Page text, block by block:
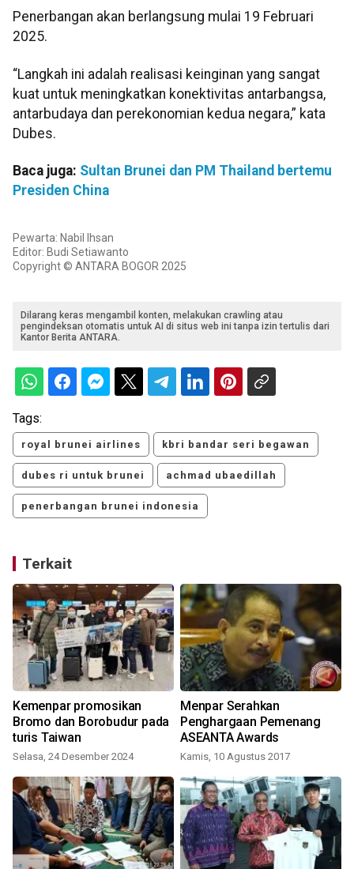
Penerbangan akan berlangsung mulai 19 Februari
2025.
“Langkah ini adalah realisasi keinginan yang sangat
kuat untuk meningkatkan konektivitas antarbangsa,
antarbudaya dan perekonomian kedua negara,” kata
Dubes.
Baca juga: Sultan Brunei dan PM Thailand bertemu
Presiden China
Pewarta: Nabil Ihsan
Editor: Budi Setiawanto
Copyright © ANTARA BOGOR 2025
Dilarang keras mengambil konten, melakukan crawling atau
pengindeksan otomatis untuk AI di situs web ini tanpa izin tertulis dari
Kantor Berita ANTARA.
Tags:
royal brunei airlines kbri bandar seri begawan
dubes ri untuk brunei achmad ubaedillah
penerbangan brunei indonesia
Terkait
Kemenpar promosikan
Bromo dan Borobudur pada
turis Taiwan
Selasa, 24 Desember 2024
Menpar Serahkan
Penghargaan Pemenang
ASEANTA Awards
Kamis, 10 Agustus 2017